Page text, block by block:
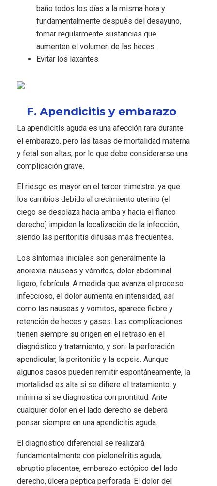
baño todos los días a la misma hora y
fundamentalmente después del desayuno,
tomar regularmente sustancias que
aumenten el volumen de las heces.
Evitar los laxantes.
F. Apendicitis y embarazo
La apendicitis aguda es una afección rara durante
el embarazo, pero las tasas de mortalidad materna
y fetal son altas, por lo que debe considerarse una
complicación grave.
El riesgo es mayor en el tercer trimestre, ya que
los cambios debido al crecimiento uterino (el
ciego se desplaza hacia arriba y hacia el flanco
derecho) impiden la localización de la infección,
siendo las peritonitis difusas más frecuentes.
Los síntomas iniciales son generalmente la
anorexia, náuseas y vómitos, dolor abdominal
ligero, febrícula. A medida que avanza el proceso
infeccioso, el dolor aumenta en intensidad, así
como las náuseas y vómitos, aparece fiebre y
retención de heces y gases. Las complicaciones
tienen siempre su origen en el retraso en el
diagnóstico y tratamiento, y son: la perforación
apendicular, la peritonitis y la sepsis. Aunque
algunos casos pueden remitir espontáneamente, la
mortalidad es alta si se difiere el tratamiento, y
mínima si se diagnostica con prontitud. Ante
cualquier dolor en el lado derecho se deberá
pensar siempre en una apendicitis aguda.
El diagnóstico diferencial se realizará
fundamentalmente con pielonefritis aguda,
abruptio placentae, embarazo ectópico del lado
derecho, úlcera péptica perforada. El dolor del